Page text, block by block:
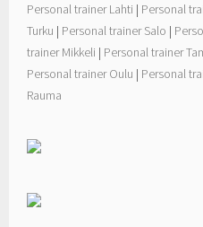
Personal trainer Lahti | Personal
Turku | Personal trainer Salo |
trainer Mikkeli | Personal trainer
Personal trainer Oulu | Personal
Rauma